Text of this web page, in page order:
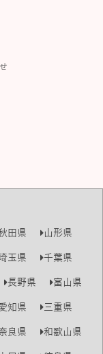
田県
山形県
玉県
千葉県
長野県
富山県
知県
三重県
良県
和歌山県